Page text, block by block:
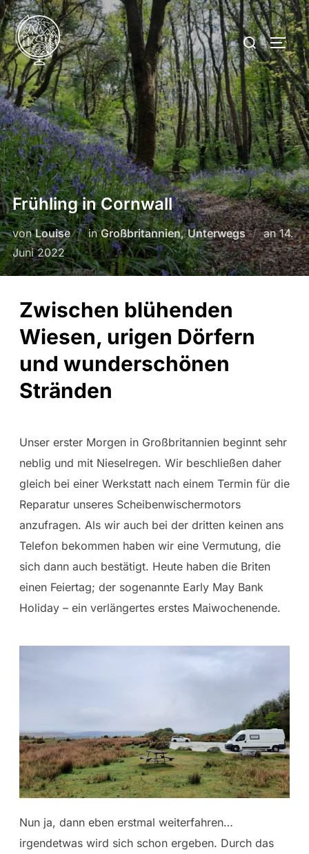
Frühling in Cornwall
vonLouise inGroßbritannien,Unterwegs an14.
Juni 2022
Zwischen blühenden
Wiesen, urigen Dörfern
und wunderschönen
Stränden
Unser erster Morgen in Großbritannien beginnt sehr
neblig und mit Nieselregen. Wir beschließen daher
gleich bei einer Werkstatt nach einem Termin für die
Reparatur unseres Scheibenwischermotors
anzufragen. Als wir auch bei der dritten keinen ans
Telefon bekommen haben wir eine Vermutung, die
sich dann auch bestätigt. Heute haben die Briten
einen Feiertag; der sogenannte Early May Bank
Holiday – ein verlängertes erstes Maiwochenende.
Nun ja, dann eben erstmal weiterfahren…
irgendetwas wird sich schon ergeben. Durch das